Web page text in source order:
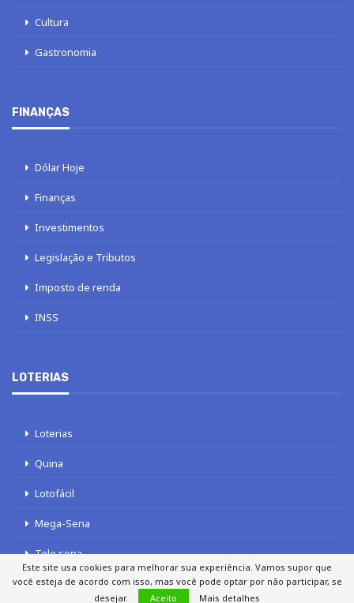
Cultura
Gastronomia
FINANÇAS
Dólar Hoje
Finanças
Investimentos
Legislação e Tributos
Imposto de renda
INSS
LOTERIAS
Loterias
Quina
Lotofácil
Mega-Sena
Tele sena
Este site usa cookies para melhorar sua experiência. Vamos supor que
você esteja de acordo com isso, mas você pode optar por não participar, se
desejar.
Aceito Mais detalhes